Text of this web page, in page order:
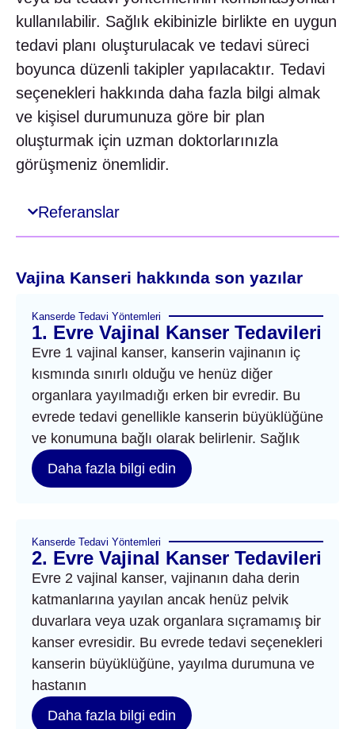
kullanılabilir. Sağlık ekibinizle birlikte en uygun
tedavi planı oluşturulacak ve tedavi süreci
boyunca düzenli takipler yapılacaktır. Tedavi
seçenekleri hakkında daha fazla bilgi almak
ve kişisel durumunuza göre bir plan
oluşturmak için uzman doktorlarınızla
görüşmeniz önemlidir.
Referanslar
Vajina Kanseri hakkında son yazılar
Kanserde Tedavi Yöntemleri
1. Evre Vajinal Kanser Tedavileri
Evre 1 vajinal kanser, kanserin vajinanın iç
kısmında sınırlı olduğu ve henüz diğer
organlara yayılmadığı erken bir evredir. Bu
evrede tedavi genellikle kanserin büyüklüğüne
ve konumuna bağlı olarak belirlenir. Sağlık
Daha fazla bilgi edin
Kanserde Tedavi Yöntemleri
2. Evre Vajinal Kanser Tedavileri
Evre 2 vajinal kanser, vajinanın daha derin
katmanlarına yayılan ancak henüz pelvik
duvarlara veya uzak organlara sıçramamış bir
kanser evresidir. Bu evrede tedavi seçenekleri
kanserin büyüklüğüne, yayılma durumuna ve
hastanın
Daha fazla bilgi edin